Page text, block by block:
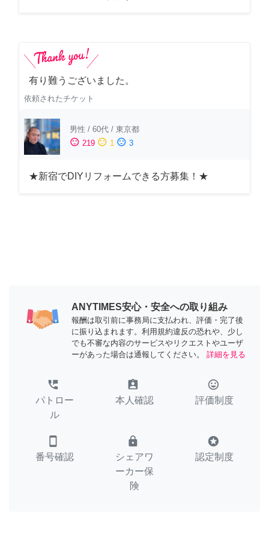
有り難うございました。
依頼されたチケット
男性 / 60代 / 東京都
sentiment_satisfied 219 sentiment_neutral 1 sentiment_dissatisfied 3
★新宿でDIYリフォームできる方募集！★
ANYTIMES安心・安全への取り組み
報酬は取引前に事務局に支払われ、評価・完了後
に振り込まれます。利用規約違反の恐れや、少し
でも不審な内容のサービスやリクエストやユーザ
ーがあった場合は通報してください。
詳細を見る
perm_phone_msg
パトロー
ル
assignment_ind
本人確認
tag_faces
評価制度
smartphone
番号確認
lock
シェアワ
ーカー保
険
stars
認定制度